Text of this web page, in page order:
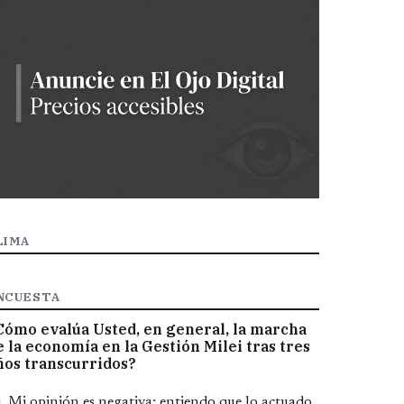
evalúa Usted, en general, la marcha
la economía en la Gestión Milei tras tres
transcurridos?